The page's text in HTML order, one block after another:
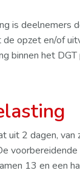
is deelnemers
opzet en/of
binnen het DGT
uit 2 dagen, van
13 en een